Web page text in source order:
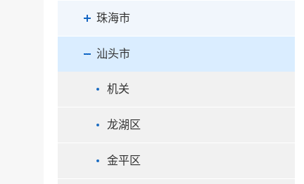
珠海市
汕头市
机关
龙湖区
金平区